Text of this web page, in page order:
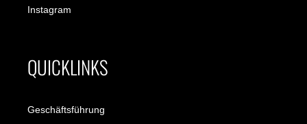
Instagram
QUICKLINKS
Geschäftsführung